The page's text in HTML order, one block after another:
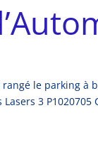
le parking à
3